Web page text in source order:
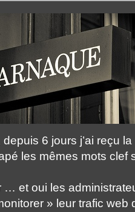
6 jours j’ai reçu
les mêmes mots clef
… et oui les
» leur trafic web